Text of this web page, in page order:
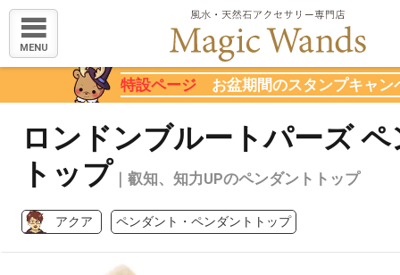
MENU
特設ページ お盆期間のスタンプキャン
ロンドンブルートパーズ
トップ ｜叡知、知力UPのペンダントトップ
アクア ペンダント・ペンダントトップ